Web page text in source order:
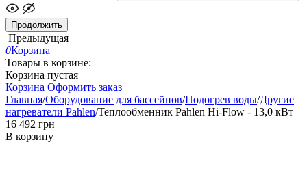
Продолжить
Предыдущая
0Корзина
Товары в корзине:
Корзина пустая
Корзина Оформить заказ
Главная/Оборудование для бассейнов/Подогрев воды/Другие
нагреватели Pahlen/Теплообменник Pahlen Hi-Flow - 13,0 кВт
‍16 492‍ грн
В корзину